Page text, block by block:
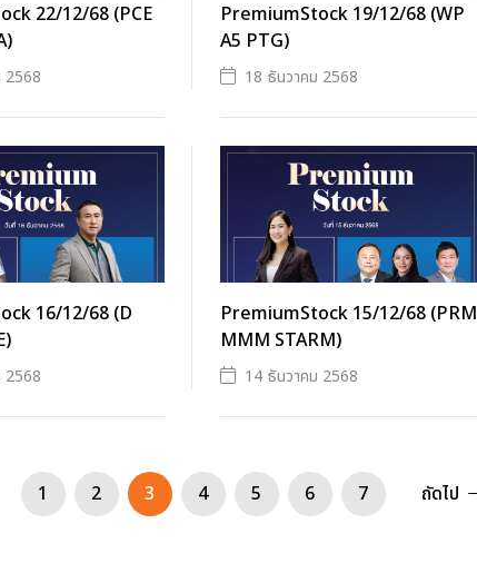
22/12/68 (PCE
2568
PremiumStock 19/12/68 (WP
A5 PTG)
18 ธันวาคม 2568
16/12/68 (D
2568
PremiumStock 15/12/68 (PRM
MMM STARM)
14 ธันวาคม 2568
1 2 3 4 5 6 7 ถัดไป